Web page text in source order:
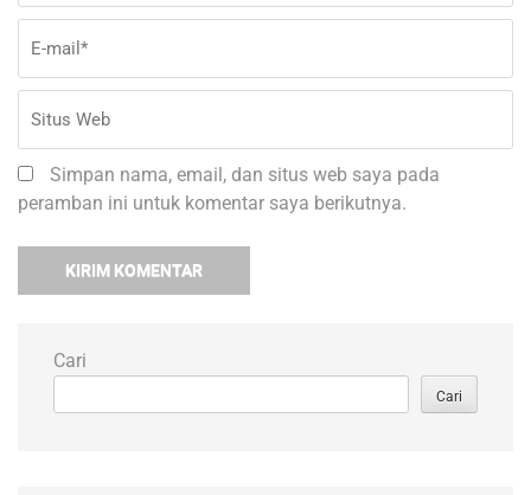
Simpan nama, email, dan situs web saya pada
peramban ini untuk komentar saya berikutnya.
Cari
Cari